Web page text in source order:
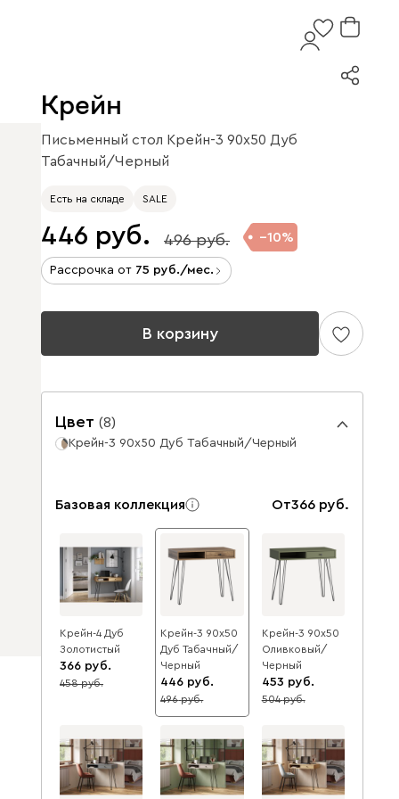
Крейн
Письменный стол Крейн-3 90x50 Дуб
Табачный/Черный
Есть на складе SALE
446 496 10
Рассрочка от 75 /мес.
В корзину
Цвет (8)
Крейн-3 90x50 Дуб Табачный/Черный
Базовая коллекция От366
Крейн-4 Дуб
Золотистый
366
20
458
Крейн-3 90x50
Дуб Табачный/
Черный
446
10
496
Крейн-3 90x50
Оливковый/
Черный
453
10
504